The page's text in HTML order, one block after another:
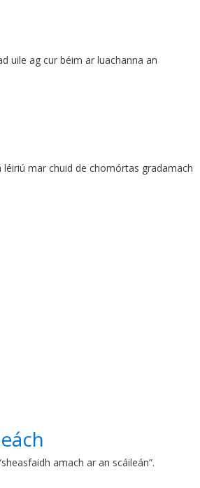
uile ag cur béim ar luachanna an
mar chuid de chomórtas gradamach
amach ar an scáileán”.